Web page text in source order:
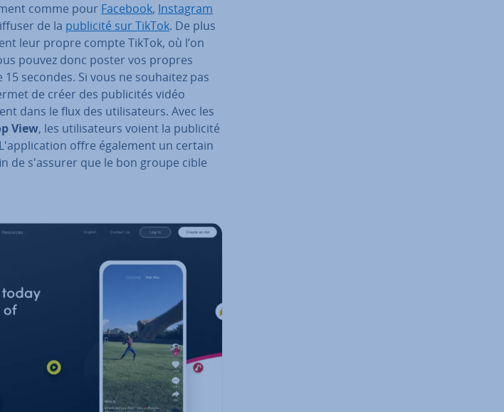
comme pour Facebook, Instagram
de la publicité sur TikTok. De plus
leur propre compte TikTok, où l’on
pouvez donc poster vos propres
secondes. Si vous ne souhaitez pas
de créer des pu­bli­ci­tés vidéo
dans le flux des uti­li­sa­teurs. Avec les
View, les uti­li­sa­teurs voient la publicité
offre également un certain
de s'assurer que le bon groupe cible